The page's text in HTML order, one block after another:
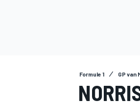
Formule 1 GP van